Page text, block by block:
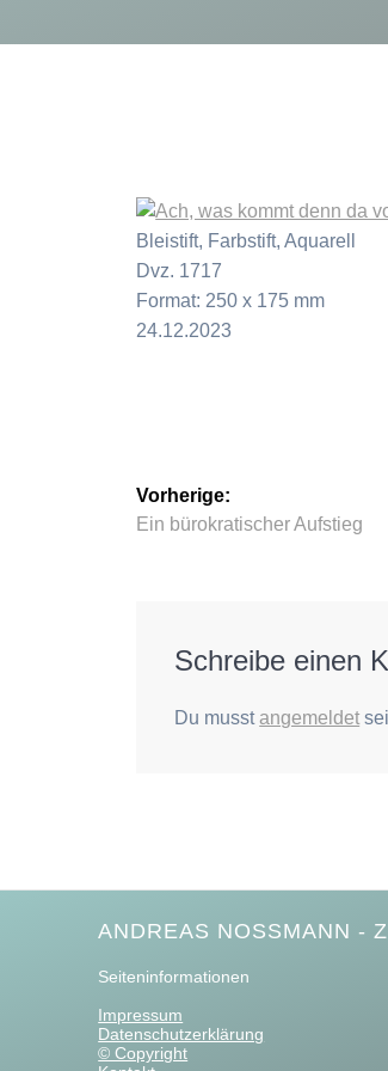
Bleistift, Farbstift, Aquarell
Dvz. 1717
Format: 250 x 175 mm
24.12.2023
Vorherige:
Vorheriger
Ein bürokratischer Aufstieg
Schreibe einen
Du musstangemeldet
ANDREAS NOSSMANN -
Seiteninformationen
Impressum
Datenschutzerklärung
© Copyright